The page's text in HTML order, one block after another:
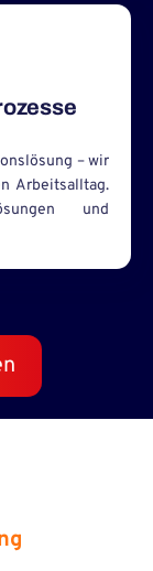
– wir
Arbeitsalltag.
und